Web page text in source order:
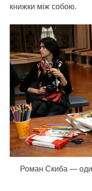
книжки між собою.
Роман Скиба — один